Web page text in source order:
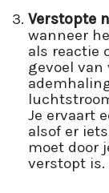
Verstopte
wanneer
als reactie
gevoel
Je ervaart
alsof er
moet door
verstopt is.